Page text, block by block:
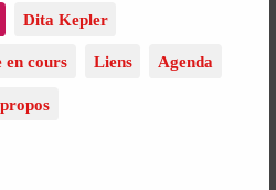
Dita Kepler
en cours Liens Agenda